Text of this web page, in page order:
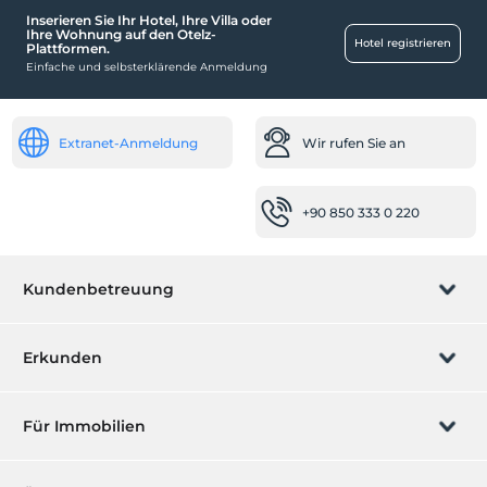
Räume
Familienzimmer
Baby
Täglicher Reinigungsservice
Inserieren Sie Ihr Hotel, Ihre Villa oder
Ihre Wohnung auf den Otelz-
Plattformen.
Einfache und selbsterklärende Anmeldung
Hotel registrieren
Extranet-Anmeldung Wir rufen Sie an
+90 850 333 0 220
Kundenbetreuung
Buchung verwalten
Erkunden
Geschenkgutschein
Für Immobilien